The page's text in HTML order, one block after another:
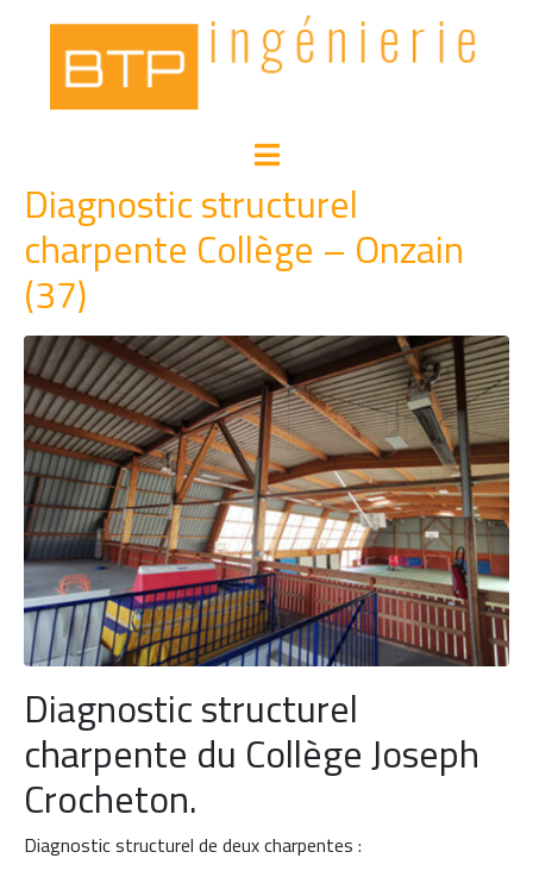
Diagnostic structurel
charpente Collège – Onzain
(37)
Diagnostic structurel
charpente du Collège Joseph
Crocheton.
Diagnostic structurel de deux charpentes :